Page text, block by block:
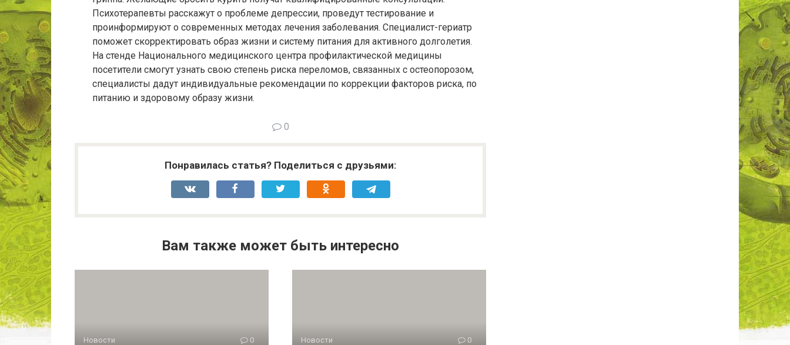
Психотерапевты расскажут о проблеме депрессии, проведут тестирование и
проинформируют о современных методах лечения заболевания. Специалист-гериатр
поможет скорректировать образ жизни и систему питания для активного долголетия.
На стенде Национального медицинского центра профилактической медицины
посетители смогут узнать свою степень риска переломов, связанных с остеопорозом,
специалисты дадут индивидуальные рекомендации по коррекции факторов риска, по
питанию и здоровому образу жизни.
0
Понравилась статья? Поделиться с друзьями:
Вам также может быть интересно
Новости 0 Новости 0